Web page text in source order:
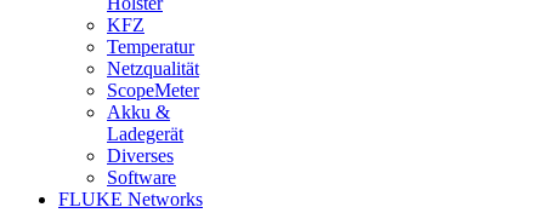
KFZ
Temperatur
Netzqualität
ScopeMeter
Akku &
Ladegerät
Diverses
Software
FLUKE Networks